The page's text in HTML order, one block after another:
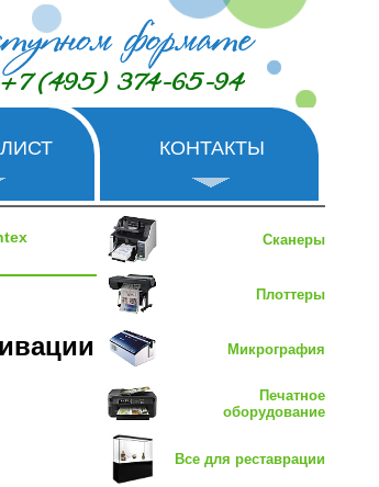
+7 (495) 374-65-94
КОНТАКТЫ
Сканеры
Плоттеры
Микрография
Печатное
оборудование
Все для реставрации